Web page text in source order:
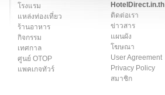
โรงแรม
แหล่งท่องเที่ยว
ร้านอาหาร
กิจกรรม
เทศกาล
ศูนย์ OTOP
แพคเกจทัวร์
HotelDirect.in.th
ติดต่อเรา
ข่าวสาร
แผนผัง
โฆษณา
User Agreement
Privacy Policy
สมาชิก